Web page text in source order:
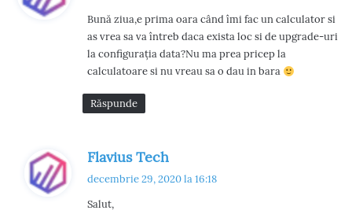
n
e
:
Bună ziua,e prima oara când îmi fac un calculator si
as vrea sa va întreb daca exista loc si de upgrade-uri
la configurația data?Nu ma prea pricep la
calculatoare si nu vreau sa o dau in bara
Răspunde
Flavius Tech
p
decembrie 29, 2020 la 16:18
Salut,